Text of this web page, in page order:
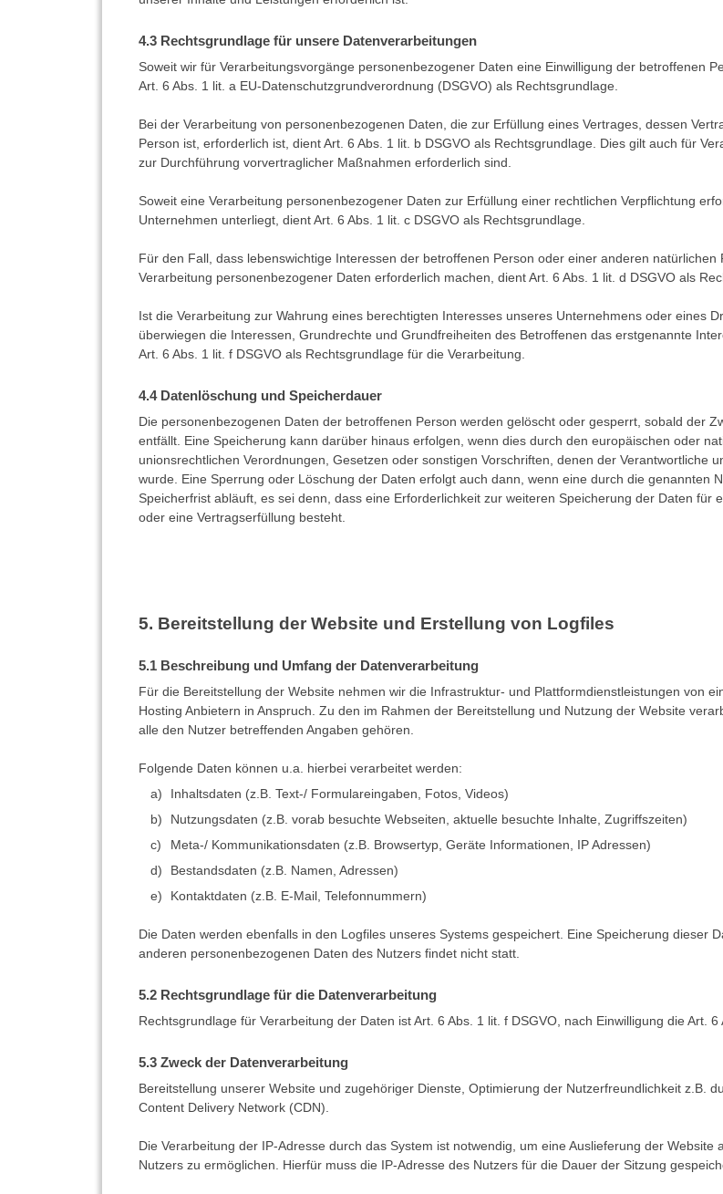
Rechtsgrundlage für unsere Datenverarbeitungen
Soweit wir für Verarbeitungsvorgänge personenbezogener Daten eine Einwilligung der betroffenen
Art. 6 Abs. 1 lit. a EU-Datenschutzgrundverordnung (DSGVO) als Rechtsgrundlage.
Bei der Verarbeitung von personenbezogenen Daten, die zur Erfüllung eines Vertrages, dessen
Person ist, erforderlich ist, dient Art. 6 Abs. 1 lit. b DSGVO als Rechtsgrundlage. Dies gilt auch für
zur Durchführung vorvertraglicher Maßnahmen erforderlich sind.
Soweit eine Verarbeitung personenbezogener Daten zur Erfüllung einer rechtlichen Verpflichtung
Unternehmen unterliegt, dient Art. 6 Abs. 1 lit. c DSGVO als Rechtsgrundlage.
Für den Fall, dass lebenswichtige Interessen der betroffenen Person oder einer anderen natürlichen
Verarbeitung personenbezogener Daten erforderlich machen, dient Art. 6 Abs. 1 lit. d DSGVO als
Ist die Verarbeitung zur Wahrung eines berechtigten Interesses unseres Unternehmens oder eines
überwiegen die Interessen, Grundrechte und Grundfreiheiten des Betroffenen das erstgenannte
Art. 6 Abs. 1 lit. f DSGVO als Rechtsgrundlage für die Verarbeitung.
Datenlöschung und Speicherdauer
Die personenbezogenen Daten der betroffenen Person werden gelöscht oder gesperrt, sobald der
entfällt. Eine Speicherung kann darüber hinaus erfolgen, wenn dies durch den europäischen oder
unionsrechtlichen Verordnungen, Gesetzen oder sonstigen Vorschriften, denen der Verantwortliche
wurde. Eine Sperrung oder Löschung der Daten erfolgt auch dann, wenn eine durch die genannten
Speicherfrist abläuft, es sei denn, dass eine Erforderlichkeit zur weiteren Speicherung der Daten für
oder eine Vertragserfüllung besteht.
Bereitstellung der Website und Erstellung von Logfiles
Beschreibung und Umfang der Datenverarbeitung
Für die Bereitstellung der Website nehmen wir die Infrastruktur- und Plattformdienstleistungen von
Hosting Anbietern in Anspruch. Zu den im Rahmen der Bereitstellung und Nutzung der Website
alle den Nutzer betreffenden Angaben gehören.
Folgende Daten können u.a. hierbei verarbeitet werden:
Inhaltsdaten (z.B. Text-/ Formulareingaben, Fotos, Videos)
Nutzungsdaten (z.B. vorab besuchte Webseiten, aktuelle besuchte Inhalte, Zugriffszeiten)
Meta-/ Kommunikationsdaten (z.B. Browsertyp, Geräte Informationen, IP Adressen)
Bestandsdaten (z.B. Namen, Adressen)
Kontaktdaten (z.B. E-Mail, Telefonnummern)
Die Daten werden ebenfalls in den Logfiles unseres Systems gespeichert. Eine Speicherung dieser
anderen personenbezogenen Daten des Nutzers findet nicht statt.
Rechtsgrundlage für die Datenverarbeitung
Rechtsgrundlage für Verarbeitung der Daten ist Art. 6 Abs. 1 lit. f DSGVO, nach Einwilligung die Art. 6
Zweck der Datenverarbeitung
Bereitstellung unserer Website und zugehöriger Dienste, Optimierung der Nutzerfreundlichkeit z.B.
Content Delivery Network (CDN).
Die Verarbeitung der IP-Adresse durch das System ist notwendig, um eine Auslieferung der Website
Nutzers zu ermöglichen. Hierfür muss die IP-Adresse des Nutzers für die Dauer der Sitzung